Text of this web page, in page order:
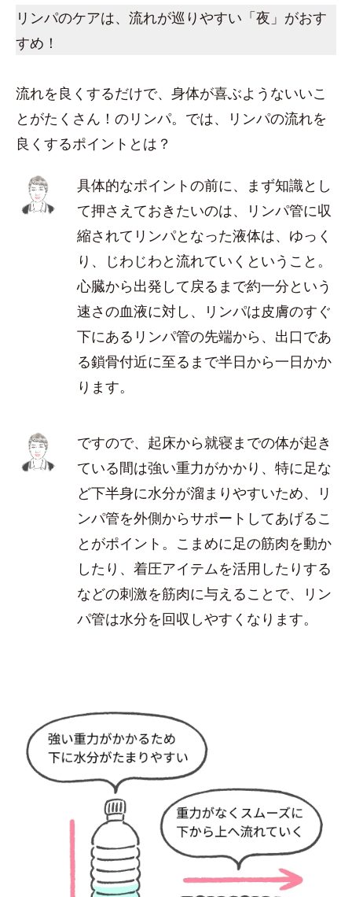
リンパのケアは、流れが巡りやすい「夜」がおす
すめ！
流れを良くするだけで、身体が喜ぶようないいこ
とがたくさん！のリンパ。では、リンパの流れを
良くするポイントとは？
具体的なポイントの前に、まず知識とし
て押さえておきたいのは、リンパ管に収
縮されてリンパとなった液体は、ゆっく
り、じわじわと流れていくということ。
心臓から出発して戻るまで約一分という
速さの血液に対し、リンパは皮膚のすぐ
下にあるリンパ管の先端から、出口であ
る鎖骨付近に至るまで半日から一日かか
ります。
ですので、起床から就寝までの体が起き
ている間は強い重力がかかり、特に足な
ど下半身に水分が溜まりやすいため、リ
ンパ管を外側からサポートしてあげるこ
とがポイント。こまめに足の筋肉を動か
したり、着圧アイテムを活用したりする
などの刺激を筋肉に与えることで、リン
パ管は水分を回収しやすくなります。